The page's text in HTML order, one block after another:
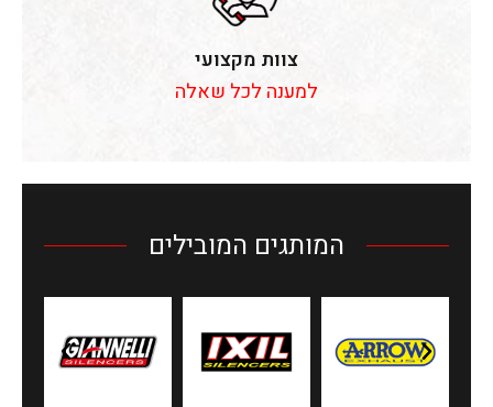
צוות מקצועי
למענה לכל שאלה
המותגים המובילים